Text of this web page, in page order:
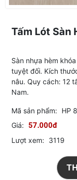
Tấm Lót Sàn
Sàn nhựa hèm
tuyệt đối. Kích
nâu. Quy cách: 12
Nam.
Mã sản phẩm:
HP
Giá: 57.000đ
Lượt xem: 3119